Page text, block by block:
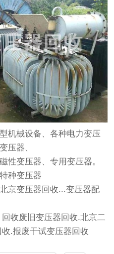
机械设备、各种电力变压
压器、
性变压器、专用变压器。
种变压器
北京变压器回收...变压器配
回收废旧变压器回收.北京二
收.报废干试变压器回收